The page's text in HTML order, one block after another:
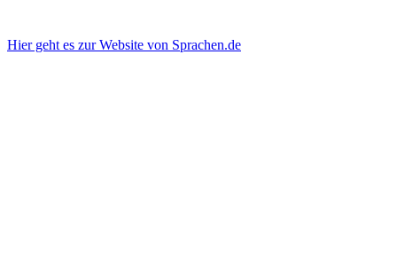
Hier geht es zur Website von Sprachen.de